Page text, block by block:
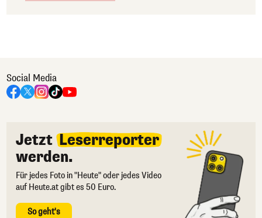
Social Media
Jetzt Leserreporter
werden.
Für jedes Foto in "Heute" oder jedes Video
auf Heute.at gibt es 50 Euro.
So geht's